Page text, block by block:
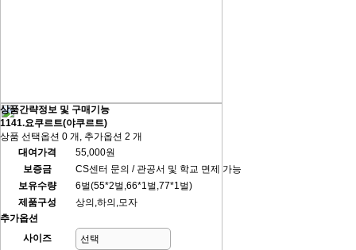
상품간략정보 및 구매기능
1141.요쿠르트(야쿠르트)
상품 선택옵션 0 개, 추가옵션 2 개
대여가격
55,000원
보증금
CS센터 문의 / 관공서 및 학교 면제 가능
보유수량
6벌(55*2벌,66*1벌,77*1벌)
제품구성
상의,하의,모자
추가옵션
사이즈